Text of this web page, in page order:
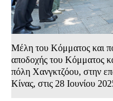
Μέλη του Κόμματος και
αποδοχής του Κόμματος
πόλη Χανγκτζόου, στην
Κίνας, στις 28 Ιουνίου